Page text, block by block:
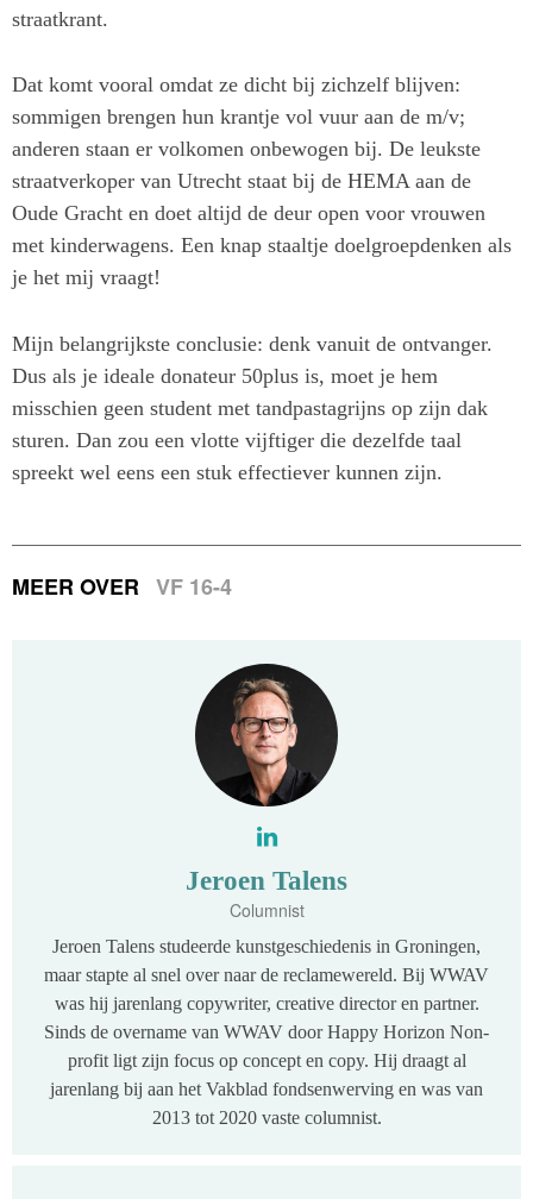
straatkrant.
Dat komt vooral omdat ze dicht bij zichzelf blijven:
sommigen brengen hun krantje vol vuur aan de m/v;
anderen staan er volkomen onbewogen bij. De leukste
straatverkoper van Utrecht staat bij de HEMA aan de
Oude Gracht en doet altijd de deur open voor vrouwen
met kinderwagens. Een knap staaltje doelgroepdenken als
je het mij vraagt!
Mijn belangrijkste conclusie: denk vanuit de ontvanger.
Dus als je ideale donateur 50plus is, moet je hem
misschien geen student met tandpastagrijns op zijn dak
sturen. Dan zou een vlotte vijftiger die dezelfde taal
spreekt wel eens een stuk effectiever kunnen zijn.
MEER OVER VF 16-4
Jeroen Talens
Columnist
Jeroen Talens studeerde kunstgeschiedenis in Groningen,
maar stapte al snel over naar de reclamewereld. Bij WWAV
was hij jarenlang copywriter, creative director en partner.
Sinds de overname van WWAV door Happy Horizon Non-
profit ligt zijn focus op concept en copy. Hij draagt al
jarenlang bij aan het Vakblad fondsenwerving en was van
2013 tot 2020 vaste columnist.